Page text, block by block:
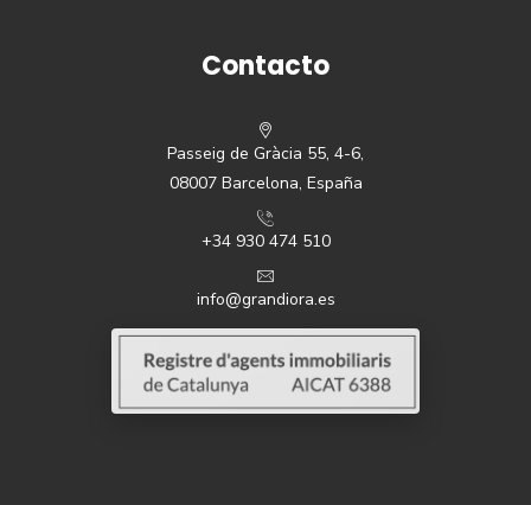
Contacto
Passeig de Gràcia 55, 4-6,
08007 Barcelona, España
+34 930 474 510
info@grandiora.es